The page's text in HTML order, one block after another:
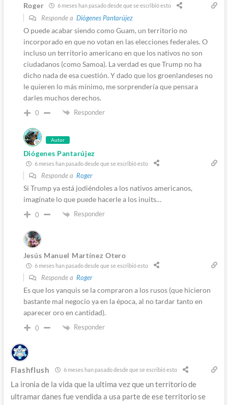
Roger 6 meses han pasado desde que se escribió esto
Responde a Diógenes Pantarújez
O puede acabar siendo como Guam, un territorio no
incorporado en que no votan en las elecciones federales. O
incluso un territorio americano en que los nativos no son
ciudadanos (como Samoa). La verdad es que Trump no ha
dicho nada de esa cuestión. Y dado que los groenlandeses no
le quieren lo más mínimo, me sorprendería que pensara
darles muchos derechos.
0 Responder
Autor
Diógenes Pantarújez
6 meses han pasado desde que se escribió esto
Responde a Roger
Si Trump ya está jodiéndoles a los nativos americanos,
imagínate lo que puede hacerle a los inuits…
0 Responder
Jesús Manuel Martínez Otero
6 meses han pasado desde que se escribió esto
Responde a Roger
Es que los yanquis se la compraron a los rusos (que hicieron
bastante mal negocio ya en la época, al no tardar tanto en
aparecer oro en cantidad).
0 Responder
Flashflush 6 meses han pasado desde que se escribió esto
La ironia de la vida que la ultima vez que un territorio de
ultramar danes fue vendida a usa parte de ese territorio se